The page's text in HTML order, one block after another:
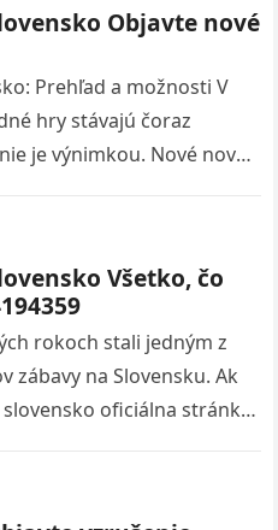
Objavte nové
Prehľad a možnosti V
hry stávajú čoraz
je výnimkou. Nové nove
Všetko, čo
rokoch stali jedným z
zábavy na Slovensku. Ak
oficiálna stránka